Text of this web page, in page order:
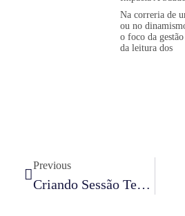
Na correria de
ou no
o foco da
da leitura dos
Previous
Criando Sessão Telnet Utilizando O Velocity Console